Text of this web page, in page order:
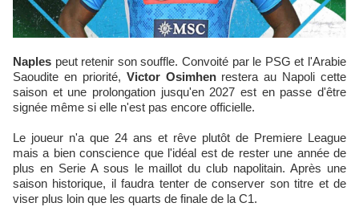
Naples peut retenir son souffle. Convoité par le PSG et l'Arabie
Saoudite en priorité, Victor Osimhen restera au Napoli cette
saison et une prolongation jusqu'en 2027 est en passe d'être
signée même si elle n'est pas encore officielle.
Le joueur n'a que 24 ans et rêve plutôt de Premiere League
mais a bien conscience que l'idéal est de rester une année de
plus en Serie A sous le maillot du club napolitain. Après une
saison historique, il faudra tenter de conserver son titre et de
viser plus loin que les quarts de finale de la C1.